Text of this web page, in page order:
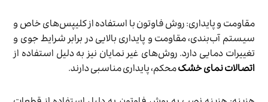
مقاومت و پایداری: روش فاوتون با استفاده از کلیپس‌های خاص و
سیستم آب‌بندی، مقاومت و پایداری بالایی در برابر شرایط جوی و
تغییرات دمایی دارد. روش‌های غیر نمایان نیز به دلیل استفاده از
اتصالات نمای خشکمحکم، پایداری مناسبی دارند.